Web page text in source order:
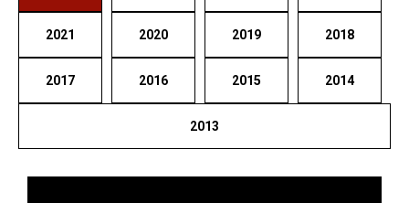
2021 2020 2019 2018
2017 2016 2015 2014
2013